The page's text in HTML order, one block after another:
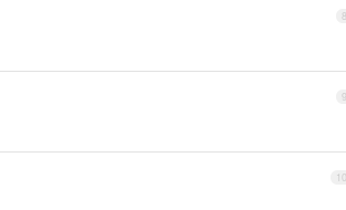
8
9
10